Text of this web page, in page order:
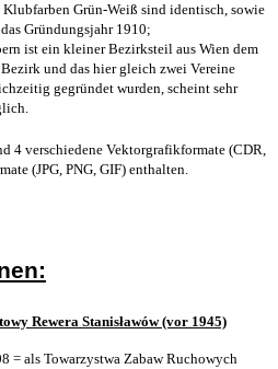
Klubfarben Grün-Weiß sind identisch, sowie
Gründungsjahr 1910;
ist ein kleiner Bezirksteil aus Wien dem
und das hier gleich zwei Vereine
gegründet wurden, scheint sehr
4 verschiedene Vektorgrafikformate (CDR,
(JPG, PNG, GIF) enthalten.
Rewera Stanisławów (vor 1945)
= als Towarzystwa Zabaw Ruchowych